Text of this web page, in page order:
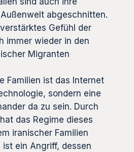
abgeschnitten.
Gefühl der
immer wieder in den
Migranten
Familien ist das Internet
sondern eine
da zu sein. Durch
das Regime dieses
iranischer Familien
ein Angriff, dessen